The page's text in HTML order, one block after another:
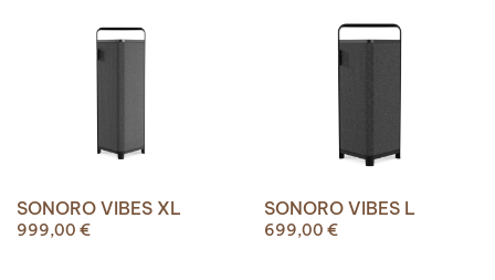
SONORO VIBES XL
999,00 €
SONORO VIBES L
699,00 €